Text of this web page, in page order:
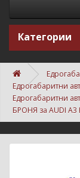
Категории
Едрогабаритни
Едрогабаритни
БРОНЯ за AUDI